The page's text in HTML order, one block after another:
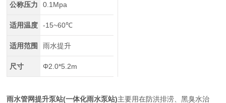
公称压力 0.1Mpa
适用温度 -15~60℃
适用范围 雨水提升
尺寸 Φ2.0*5.2m
雨水管网提升泵站(一体化雨水泵站)主要用在防洪排涝、黑臭水治